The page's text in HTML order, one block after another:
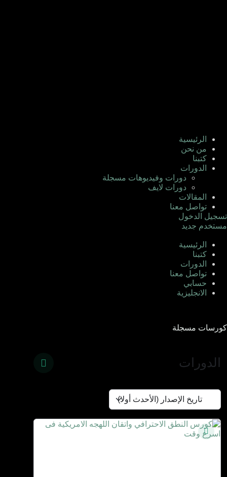
الرئيسية
من نحن
كتبنا
الدورات
دورات وفيديوهات مسجلة
دورات لايف
المقالات
تواصل معنا
تسجيل الدخول
مستخدم جديد
الرئيسية
كتبنا
الدورات
تواصل معنا
حسابي
الانجليزية
كورسات مسجلة
الدورات